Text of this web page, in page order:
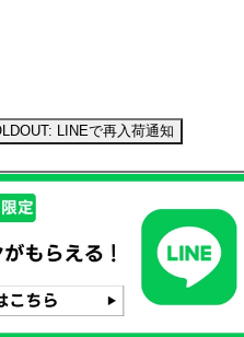
LINEで再入荷通知